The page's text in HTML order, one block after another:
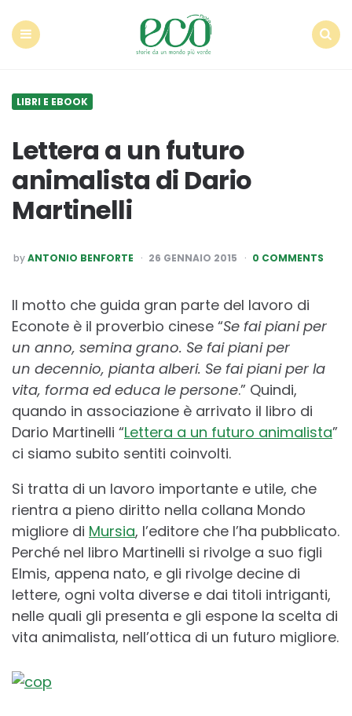
LIBRI E EBOOK
Lettera a un futuro
animalista di Dario
Martinelli
POSTED
BY
byANTONIO BENFORTE 26 GENNAIO 2015 0 COMMENTS
Il motto che guida gran parte del lavoro di
Econote è il proverbio cinese “Se fai piani per
un anno, semina grano. Se fai piani per
un decennio, pianta alberi. Se fai piani per la
vita, forma ed educa le persone.” Quindi,
quando in associazione è arrivato il libro di
Dario Martinelli “Lettera a un futuro animalista”
ci siamo subito sentiti coinvolti.
Si tratta di un lavoro importante e utile, che
rientra a pieno diritto nella collana Mondo
migliore di Mursia, l’editore che l’ha pubblicato.
Perché nel libro Martinelli si rivolge a suo figli
Elmis, appena nato, e gli rivolge decine di
lettere, ogni volta diverse e dai titoli intriganti,
nelle quali gli presenta e gli espone la scelta di
vita animalista, nell’ottica di un futuro migliore.